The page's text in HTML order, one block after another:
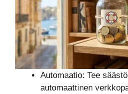
Automaatio: Tee
automaattinen